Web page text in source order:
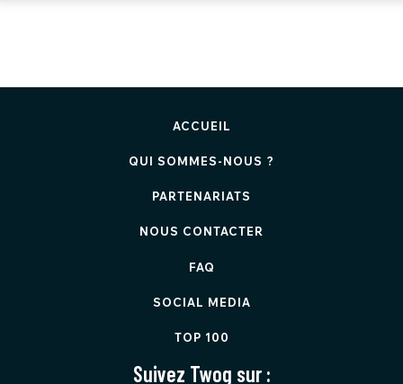
ACCUEIL
QUI SOMMES-NOUS ?
PARTENARIATS
NOUS CONTACTER
FAQ
SOCIAL MEDIA
TOP 100
Suivez Twog sur :